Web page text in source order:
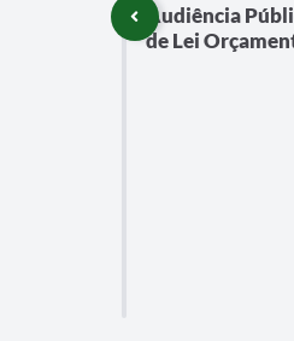
Audiência
de Lei